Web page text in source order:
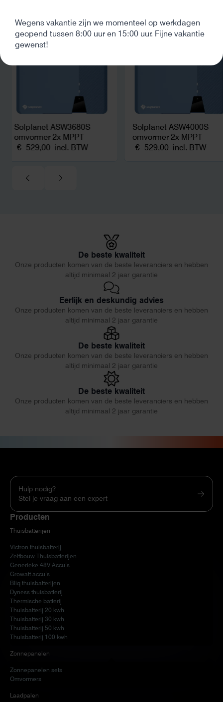
en zicht op zelfvoorziening met
zonnepanelen. Een aanrader bij
netcongestie.
Solplanet ASW3680S
omvormer 2x MPPT
€ 529,00 incl. BTW
Solplanet ASW4000S
omvormer 2x MPPT
€ 529,00 incl. BTW
De beste kwaliteit
Onze producten komen van de beste leveranciers en hebben
altijd minimaal 2 jaar garantie
Eerlijk en deskundig advies
Onze producten komen van de beste leveranciers en hebben
altijd minimaal 2 jaar garantie
De beste kwaliteit
Onze producten komen van de beste leveranciers en hebben
altijd minimaal 2 jaar garantie
De beste kwaliteit
Onze producten komen van de beste leveranciers en hebben
altijd minimaal 2 jaar garantie
Hulp nodig?
Stel je vraag aan een expert
Producten
Thuisbatterijen
Victron thuisbatterij
Zelfbouw Thuisbatterijen
Generieke 48V Accu’s
Growatt accu’s
Bliq thuisbatterijen
Dyness thuisbatterij
Thermische batterij
Thuisbatterij 20 kwh
Thuisbatterij 30 kwh
Thuisbatterij 50 kwh
Thuisbatterij 100 kwh
Zonnepanelen
Zonnepanelen sets
Omvormers
Laadpalen
Wegens vakantie zijn we momenteel op werkdagen
geopend tussen 8:00 uur en 15:00 uur. Fijne vakantie
gewenst!